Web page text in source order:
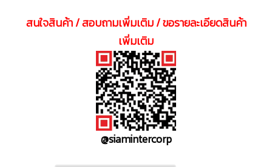
สนใจสินค้า / สอบถามเพิ่มเติม / ขอรายละเอียดสินค้า
เพิ่มเติม
@siamintercorp